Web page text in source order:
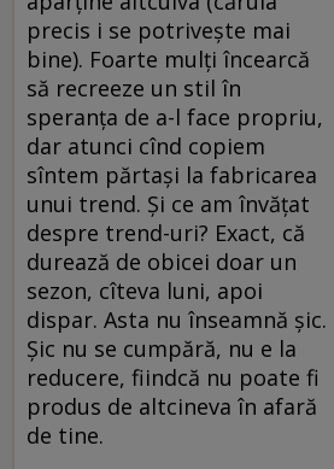
precis i se potrivește mai
bine). Foarte mulți încearcă
să recreeze un stil în
speranța de a-l face propriu,
dar atunci cînd copiem
sîntem părtași la fabricarea
unui trend. Și ce am învățat
despre trend-uri? Exact, că
durează de obicei doar un
sezon, cîteva luni, apoi
dispar. Asta nu înseamnă șic.
Șic nu se cumpără, nu e la
reducere, fiindcă nu poate fi
produs de altcineva în afară
de tine.